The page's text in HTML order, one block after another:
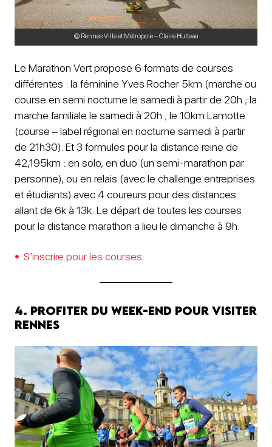
© Rennes Ville et Métropole – Claire Hutteau
Le Marathon Vert propose 6 formats de courses
différentes : la féminine Yves Rocher 5km (marche ou
course en semi nocturne le samedi à partir de 20h ; la
marche familiale le samedi à 20h ; le 10km Lamotte
(course – label régional en nocturne samedi à partir
de 21h30). Et 3 formules pour la distance reine de
42,195km : en solo, en duo (un semi-marathon par
personne), ou en relais (avec le challenge entreprises
et étudiants) avec 4 coureurs pour des distances
allant de 6k à 13k. Le départ de toutes les courses
pour la distance marathon a lieu le dimanche à 9h.
S’inscrire pour les courses
4. Profiter du week-end pour visiter
Rennes